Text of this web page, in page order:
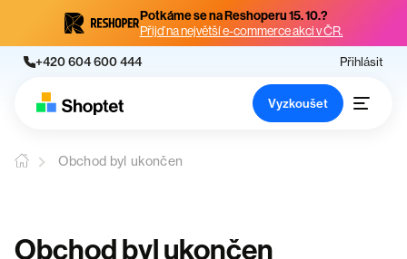
Potkáme se na Reshoperu 15. 10.?
Přijď na největší e-commerce akci v ČR.
+420 604 600 444 Přihlásit
Vyzkoušet
Obchod byl ukončen
Obchod byl ukončen